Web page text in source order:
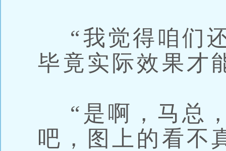
“我觉得咱们
毕竟实际效果才
“是啊，马总
吧，图上的看不